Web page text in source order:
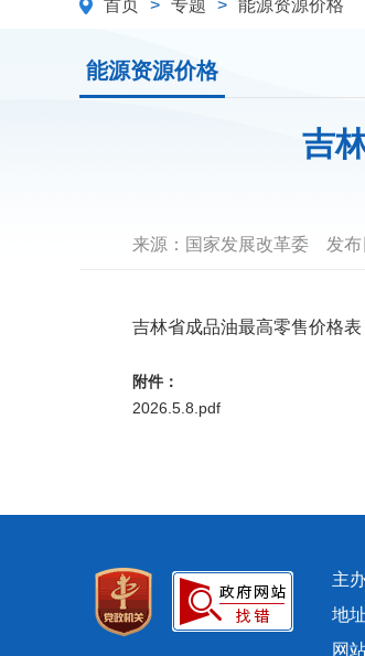
首页 > 专题 > 能源资源价格
能源资源价格
吉
来源： 国家发展改革委 发布
吉林省成品油最高零售价格表
附件：
2026.5.8.pdf
主
地
网